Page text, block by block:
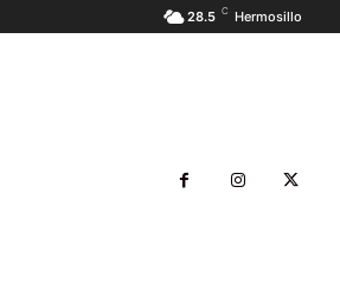
28.5 C Hermosillo